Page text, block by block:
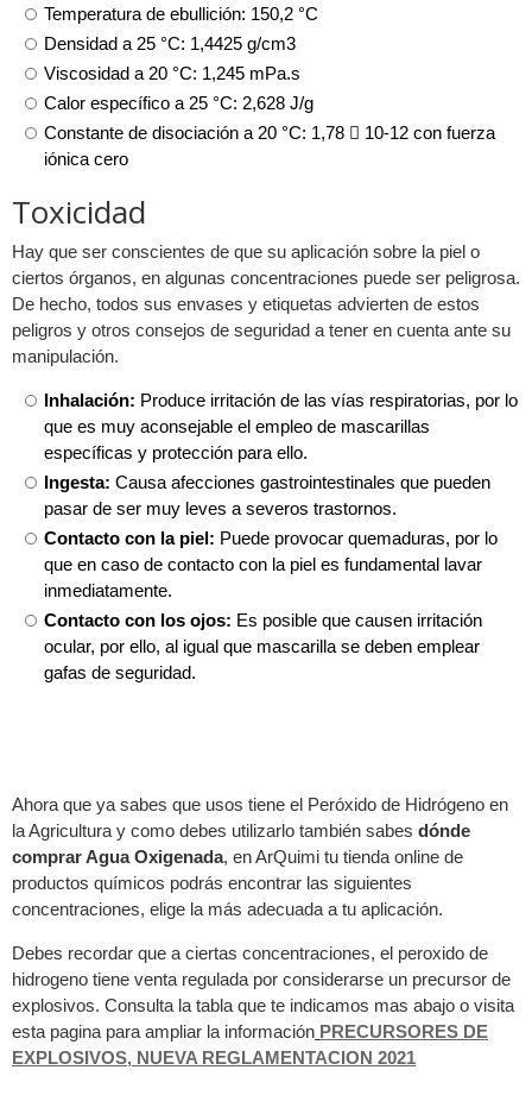
Temperatura de ebullición: 150,2 °C
Densidad a 25 °C: 1,4425 g/cm3
Viscosidad a 20 °C: 1,245 mPa.s
Calor específico a 25 °C: 2,628 J/g
Constante de disociación a 20 °C: 1,78  10-12 con fuerza
iónica cero
Toxicidad
Hay que ser conscientes de que su aplicación sobre la piel o
ciertos órganos, en algunas concentraciones puede ser peligrosa.
De hecho, todos sus envases y etiquetas advierten de estos
peligros y otros consejos de seguridad a tener en cuenta ante su
manipulación.
Inhalación: Produce irritación de las vías respiratorias, por lo
que es muy aconsejable el empleo de mascarillas
específicas y protección para ello.
Ingesta: Causa afecciones gastrointestinales que pueden
pasar de ser muy leves a severos trastornos.
Contacto con la piel: Puede provocar quemaduras, por lo
que en caso de contacto con la piel es fundamental lavar
inmediatamente.
Contacto con los ojos: Es posible que causen irritación
ocular, por ello, al igual que mascarilla se deben emplear
gafas de seguridad.
Ahora que ya sabes que usos tiene el Peróxido de Hidrógeno en
la Agricultura y como debes utilizarlo también sabes dónde
comprar Agua Oxigenada, en ArQuimi tu tienda online de
productos químicos podrás encontrar las siguientes
concentraciones, elige la más adecuada a tu aplicación.
Debes recordar que a ciertas concentraciones, el peroxido de
hidrogeno tiene venta regulada por considerarse un precursor de
explosivos. Consulta la tabla que te indicamos mas abajo o visita
esta pagina para ampliar la información PRECURSORES DE
EXPLOSIVOS, NUEVA REGLAMENTACION 2021